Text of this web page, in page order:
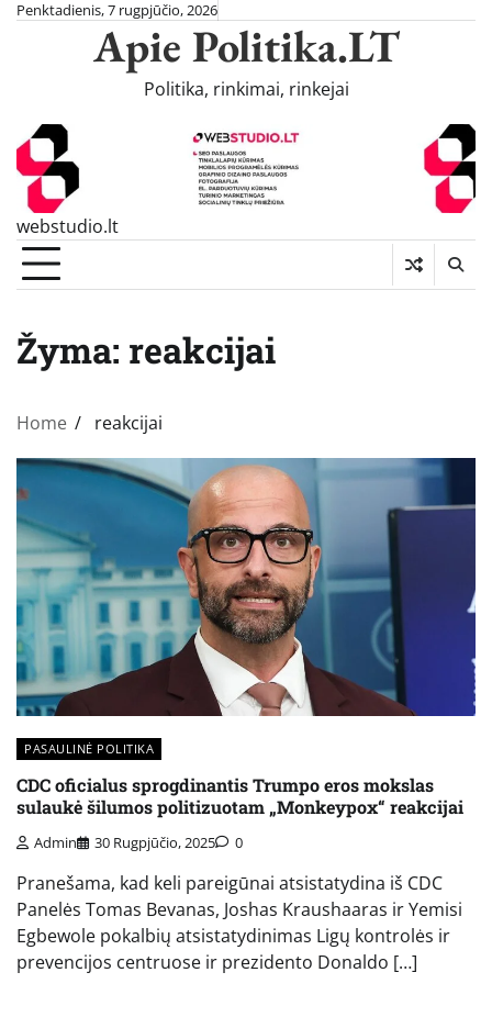
SkipPenktadienis, 7 rugpjūčio, 2026
Apie Politika.LT
Politika, rinkimai, rinkejai
webstudio.lt
Žyma: reakcijai
Home reakcijai
PASAULINĖ POLITIKA
CDC oficialus sprogdinantis Trumpo eros mokslas
sulaukė šilumos politizuotam „Monkeypox“ reakcijai
Admin 30 Rugpjūčio, 2025 0
Pranešama, kad keli pareigūnai atsistatydina iš CDC
Panelės Tomas Bevanas, Joshas Kraushaaras ir Yemisi
Egbewole pokalbių atsistatydinimas Ligų kontrolės ir
prevencijos centruose ir prezidento Donaldo […]